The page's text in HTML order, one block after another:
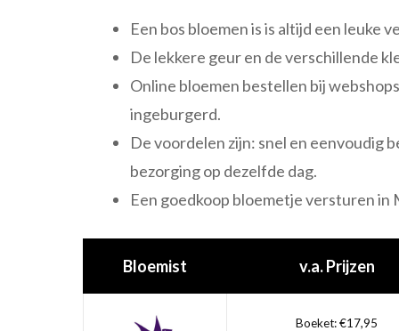
Een bos bloemen is is altijd een leuke
De lekkere geur en de verschillende
Online bloemen bestellen bij
ingeburgerd.
De voordelen zijn: snel en eenvoudig
bezorging op dezelfde dag.
Een goedkoop bloemetje versturen in
Bloemist v.a. Prijzen
Boeket: €17,95